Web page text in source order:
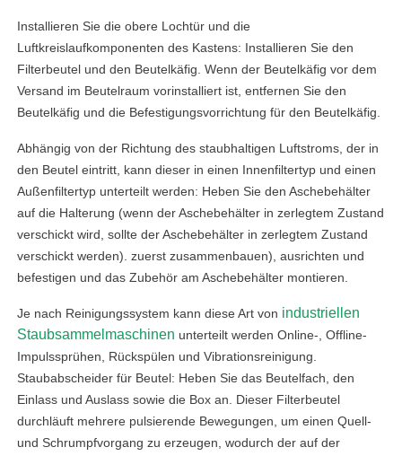
Installieren Sie die obere Lochtür und die
Luftkreislaufkomponenten des Kastens: Installieren Sie den
Filterbeutel und den Beutelkäfig. Wenn der Beutelkäfig vor dem
Versand im Beutelraum vorinstalliert ist, entfernen Sie den
Beutelkäfig und die Befestigungsvorrichtung für den Beutelkäfig.
Abhängig von der Richtung des staubhaltigen Luftstroms, der in
den Beutel eintritt, kann dieser in einen Innenfiltertyp und einen
Außenfiltertyp unterteilt werden: Heben Sie den Aschebehälter
auf die Halterung (wenn der Aschebehälter in zerlegtem Zustand
verschickt wird, sollte der Aschebehälter in zerlegtem Zustand
verschickt werden). zuerst zusammenbauen), ausrichten und
befestigen und das Zubehör am Aschebehälter montieren.
Je nach Reinigungssystem kann diese Art von industriellen
Staubsammelmaschinen unterteilt werden Online-, Offline-
Impulssprühen, Rückspülen und Vibrationsreinigung.
Staubabscheider für Beutel: Heben Sie das Beutelfach, den
Einlass und Auslass sowie die Box an. Dieser Filterbeutel
durchläuft mehrere pulsierende Bewegungen, um einen Quell-
und Schrumpfvorgang zu erzeugen, wodurch der auf der